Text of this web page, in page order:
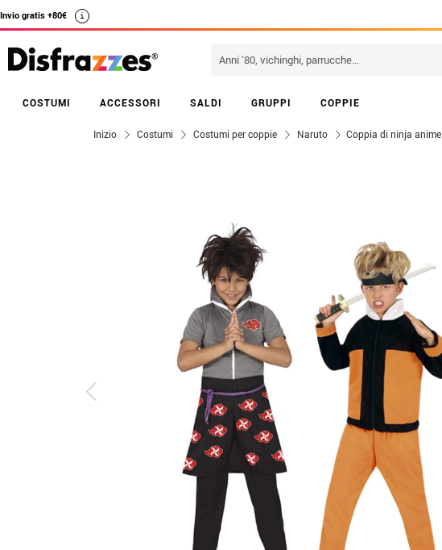
Invio gratis +80€ i
COSTUMI ACCESSORI SALDI GRUPPI COPPIE
Inizio Costumi Costumi per coppie Naruto Coppia di ninja anime